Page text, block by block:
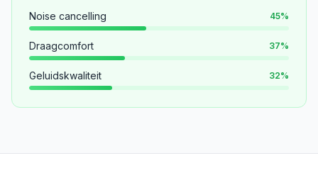
Noise cancelling
45%
Draagcomfort 37%
Geluidskwaliteit 32%